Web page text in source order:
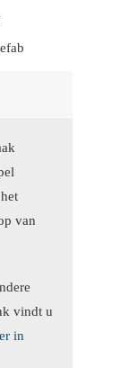
van
vindt u
in